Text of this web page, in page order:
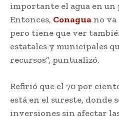
importante el agua en
Entonces, Conagua no va
pero tiene que ver
estatales y municipales
recursos”, puntualizó.
Refirió que el 70 por
está en el sureste, donde
inversiones sin afectar